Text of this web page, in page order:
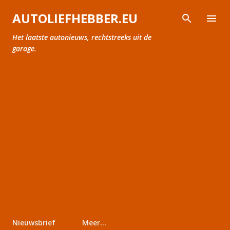
Doorgaan naar hoofdcontent
AUTOLIEFHEBBER.EU
Het laatste autonieuws, rechtstreeks uit de
garage.
Nieuwsbrief Meer…